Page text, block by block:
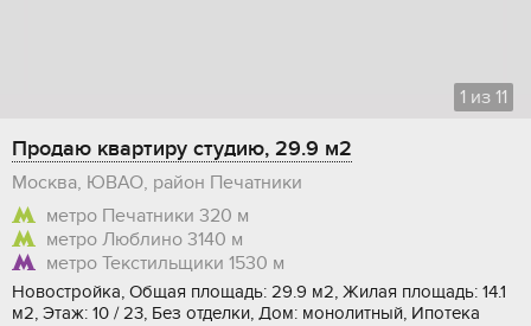
1 из 11
Продаю квартиру студию, 29.9 м2
Москва, ЮВАО, район Печатники
метро Печатники 320 м
метро Люблино 3140 м
метро Текстильщики 1530 м
Новостройка, Общая площадь: 29.9 м2, Жилая площадь: 14.1
м2, Этаж: 10 / 23, Без отделки, Дом: монолитный, Ипотека